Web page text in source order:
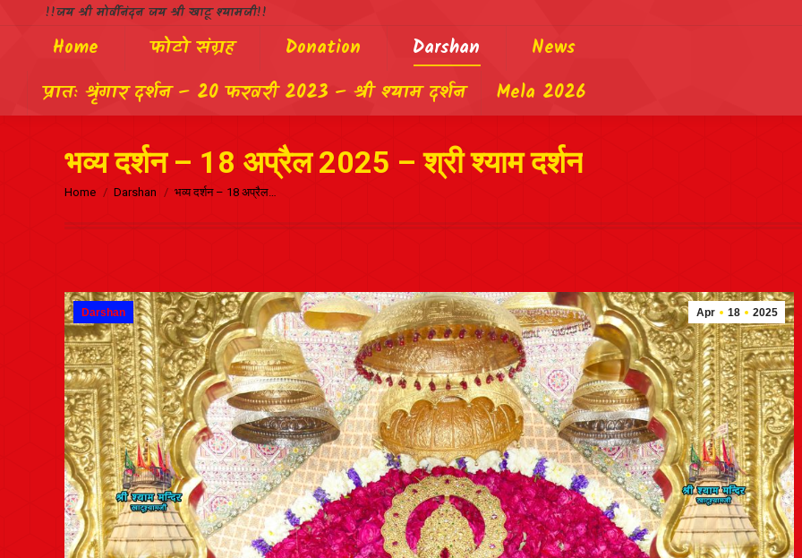
!!जय श्री मोर्वीनंदन जय श्री खाटू श्यामजी!!
Home फोटो संग्रह Donation Darshan
News
प्रातः श्रृंगार दर्शन – 20 फरवरी 2023 – श्री श्याम दर्शन
Mela 2026
भव्य दर्शन – 18 अप्रैल 2025 – श्री श्याम दर्शन
Home Darshan भव्य दर्शन – 18 अप्रैल…
Apr 18 2025
Darshan